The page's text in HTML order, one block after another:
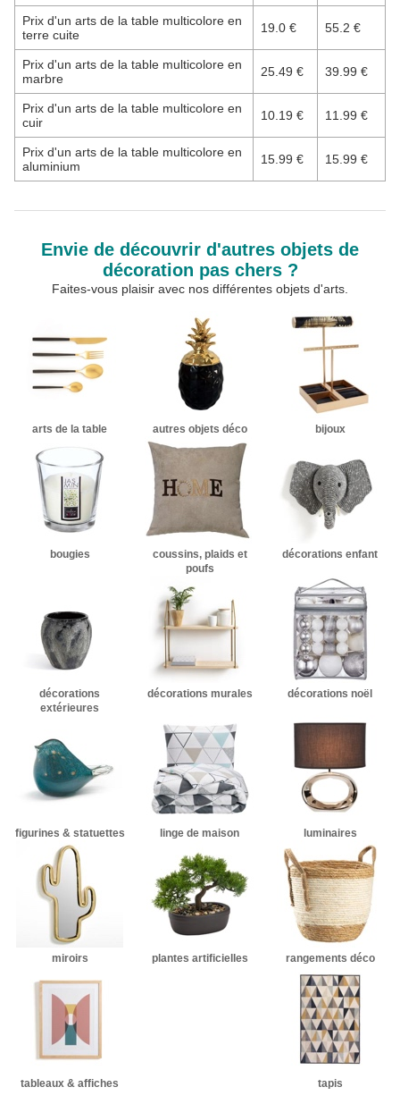
Prix d'un arts de la table multicolore en
terre cuite
19.0 € 55.2 €
Prix d'un arts de la table multicolore en
marbre
25.49 € 39.99 €
Prix d'un arts de la table multicolore en
cuir
10.19 € 11.99 €
Prix d'un arts de la table multicolore en
aluminium
15.99 € 15.99 €
Envie de découvrir d'autres objets de
décoration pas chers ?
Faites-vous plaisir avec nos différentes objets d'arts.
arts de la table autres objets déco bijoux
bougies
coussins, plaids et
poufs
décorations enfant
décorations
extérieures
décorations murales décorations noël
figurines & statuettes linge de maison luminaires
miroirs plantes artificielles rangements déco
tableaux & affiches tapis